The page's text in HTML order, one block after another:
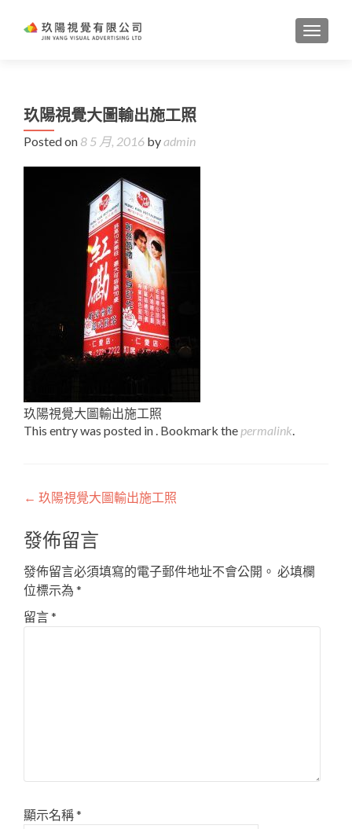
玖陽視覺大圖輸出施工照
Posted on 8 5 月, 2016 byadmin
玖陽視覺大圖輸出施工照
This entry was posted in . Bookmark the permalink.
Post
navigation
← 玖陽視覺大圖輸出施工照
發佈留言
發佈留言必須填寫的電子郵件地址不會公開。 必填欄
位標示為 *
留言*
顯示名稱*